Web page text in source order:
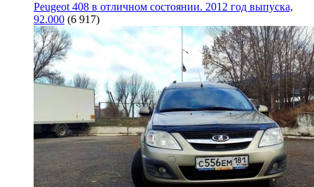
Peugeot 408 в отличном состоянии. 2012 год выпуска,
92.000 (6 917)